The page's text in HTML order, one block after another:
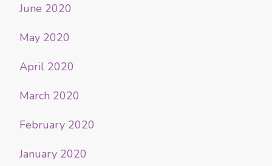
June 2020
May 2020
April 2020
March 2020
February 2020
January 2020